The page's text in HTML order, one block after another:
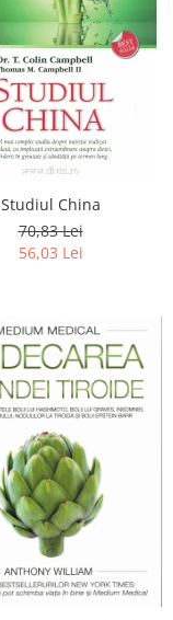
Studiul China
70,83 Lei
56,03 Lei